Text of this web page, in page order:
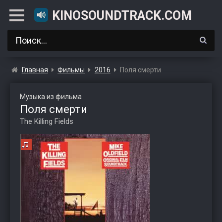
KINOSOUNDTRACK.COM
Главная Фильмы 2016 Поля смерти
Музыка из фильма
Поля смерти
The Killing Fields